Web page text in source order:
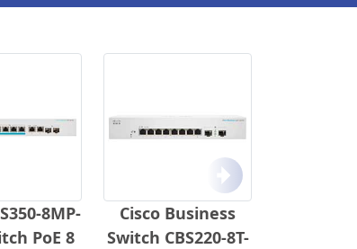
8MP-
PoE 8
Cisco Business
Switch CBS220-8T-
Próximo